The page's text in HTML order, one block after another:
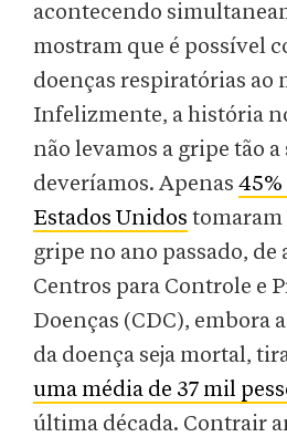
acontecendo
mostram que é possível
doenças respiratórias ao
Infelizmente, a história
não levamos a gripe tão
deveríamos. Apenas 45%
Estados Unidos tomaram
gripe no ano passado, de
Centros para Controle e
Doenças (CDC), embora
da doença seja mortal,
uma média de 37 mil
última década. Contrair